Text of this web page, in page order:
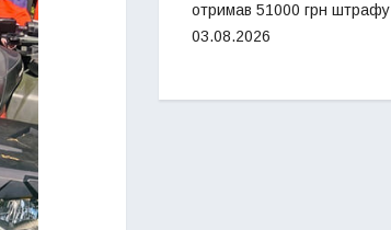
отримав 51000 грн штрафу
03.08.2026